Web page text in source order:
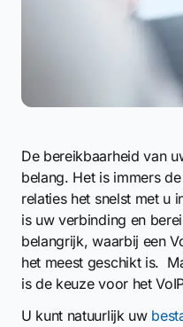
De bereikbaarheid van
belang. Het is immers
relaties het snelst met u
is uw verbinding en
belangrijk, waarbij een
het meest geschikt is.
is de keuze voor het
U kunt natuurlijk uw